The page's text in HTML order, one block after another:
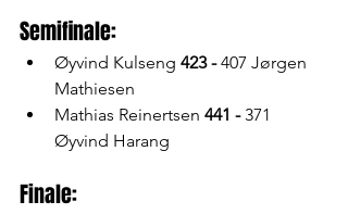
Semifinale:
Øyvind Kulseng 423 - 407 Jørgen
Mathiesen
Mathias Reinertsen 441 - 371
Øyvind Harang
Finale: